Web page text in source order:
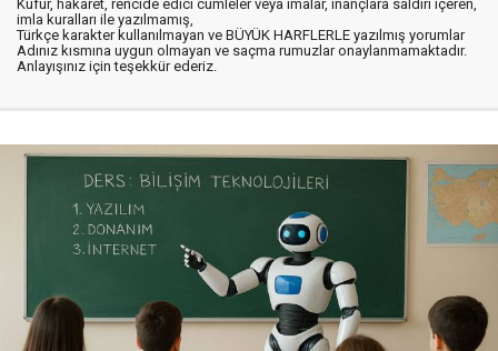
Küfür, hakaret, rencide edici cümleler veya imalar, inançlara saldırı içeren,
imla kuralları ile yazılmamış,
Türkçe karakter kullanılmayan ve BÜYÜK HARFLERLE yazılmış yorumlar
Adınız kısmına uygun olmayan ve saçma rumuzlar onaylanmamaktadır.
Anlayışınız için teşekkür ederiz.